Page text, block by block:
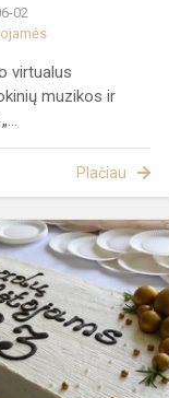
02
virtualus
muzikos ir
Plačiau